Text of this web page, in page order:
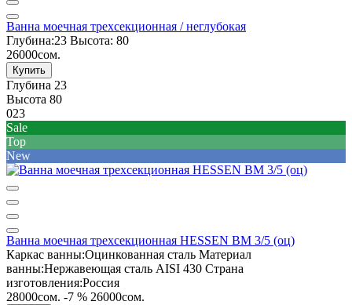
Ванна моечная трехсекционная / неглубокая
Глубина:23 Высота: 80
26000сом.
Купить
Глубина 23
Высота 80
023
Sale
Top
New
Ванна моечная трехсекционная HESSEN ВМ 3/5 (оц)
Каркас ванны:Оцинкованная сталь Материал
ванны:Нержавеющая сталь AISI 430 Страна
изготовления:Россия
28000сом. -7 % 26000сом.